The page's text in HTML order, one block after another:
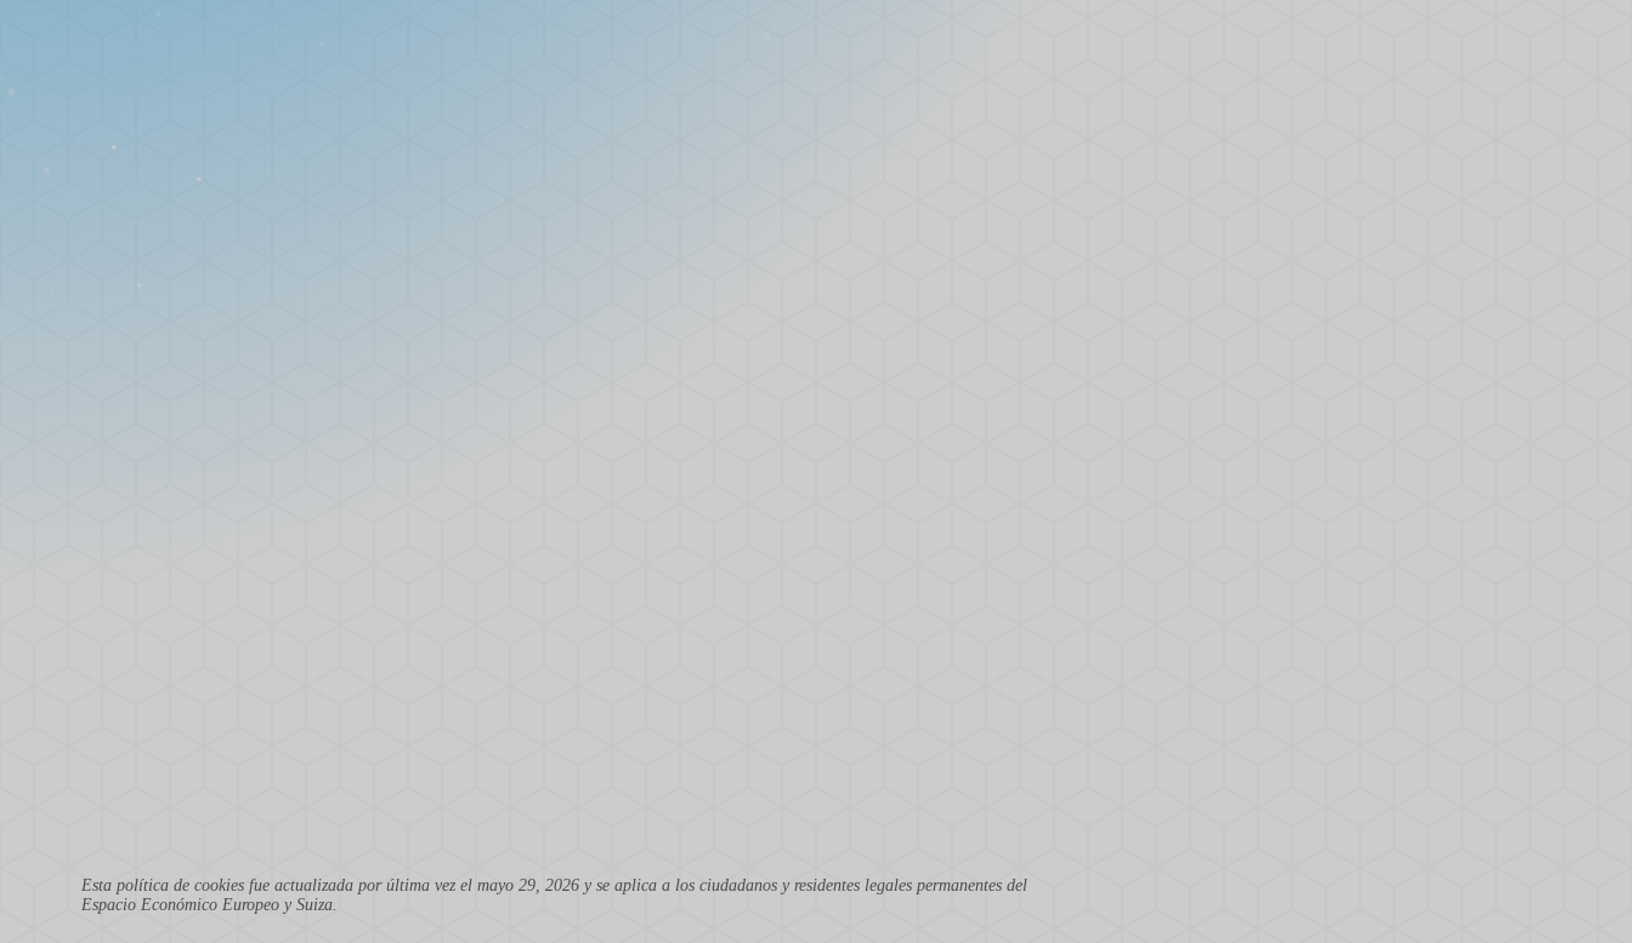
Esta política de cookies fue actualizada por última vez el mayo 29, 2026 y se aplica a los ciudadanos y residentes legales permanentes del
Espacio Económico Europeo y Suiza.